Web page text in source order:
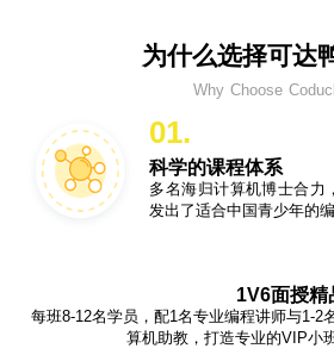
为什么选择可达
Why Choose
01.
科学的课程体系
多名海归计算机博士合力
发出了适合中国青少年的
1V6面授精
每班8-12名学员，配1名专业编程讲师与1-2
算机助教，打造专业的VIP小